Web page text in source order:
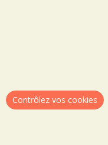
Contrôlez vos cookies